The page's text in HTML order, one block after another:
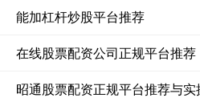
能加杠杆炒股平台推荐
在线股票配资公司正规平台推荐
昭通股票配资正规平台推荐与实